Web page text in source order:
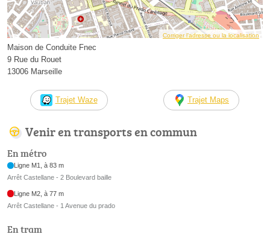
Corriger l’adresse ou la localisation
Maison de Conduite Fnec
9 Rue du Rouet
13006 Marseille
Trajet Waze Trajet Maps
Venir en transports en commun
En métro
Ligne M1, à 83 m
Arrêt Castellane - 2 Boulevard baille
Ligne M2, à 77 m
Arrêt Castellane - 1 Avenue du prado
En tram